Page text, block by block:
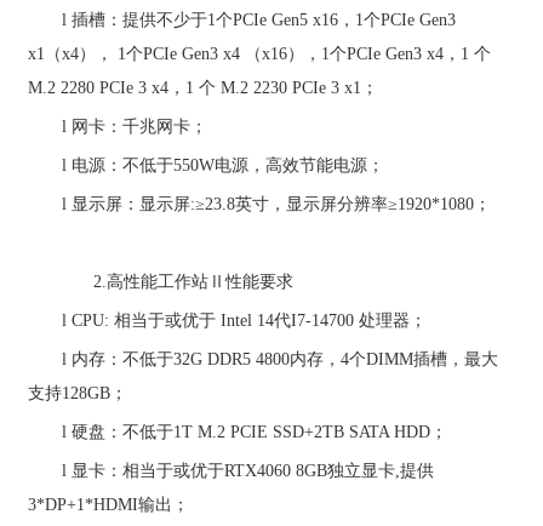
l插槽：提供不少于1个PCIe Gen5 x16 ， 1个PCIe Gen3
x1 （x4）， 1个PCIe Gen3 x4 （x16）， 1个PCIe Gen3 x4 ， 1个
M.2 2280 PCIe 3 x4 ， 1个M.2 2230 PCIe 3 x1 ；
l 网卡：千兆网卡；
l 电源：不低于550W电源，高效节能电源；
l 显示屏：显示屏:≥23.8英寸，显示屏分辨率≥1920*1080 ；
2.高性能工作站Ⅱ性能要求
lCPU:相当于或优于Intel 14代I7-14700处理器；
l 内存：不低于32G DDR5 4800内存，4个DIMM插槽，最大
支持128GB ；
l硬盘：不低于1T M.2 PCIE SSD+2TB SATA HDD ；
l 显卡：相当于或优于RTX4060 8GB独立显卡,提供
3*DP+1*HDMI输出；